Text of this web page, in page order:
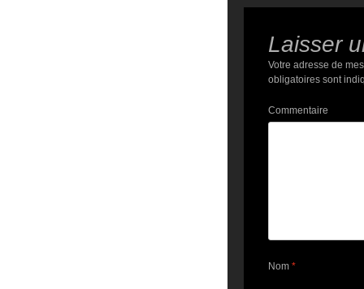
Laisser
Votre adresse de
obligatoires sont
Commentaire
Nom *